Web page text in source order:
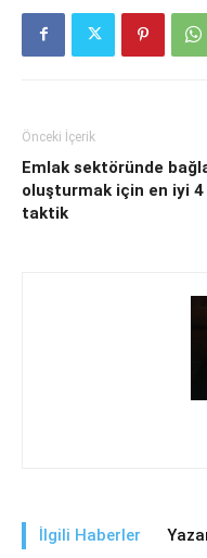
Önceki İçerik
Emlak sektöründe
oluşturmak için en iyi 4
taktik
İlgili Haberler